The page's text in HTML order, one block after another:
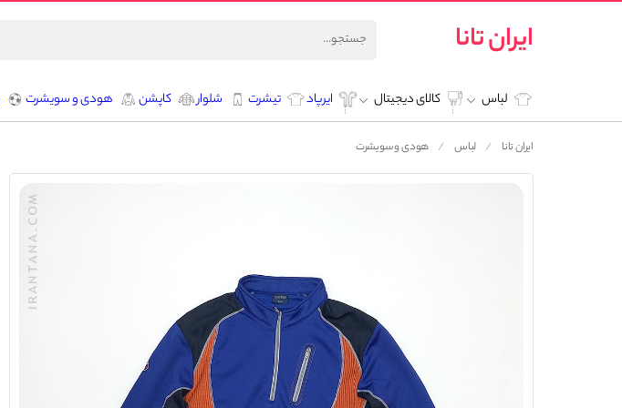
ایران تانا
لباس کالای دیجیتال ایرپاد تیشرت شلوار کاپشن هودی و سویشرت
ایران تانا لباس هودی و سویشرت